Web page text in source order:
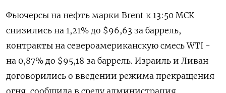
Фьючерсы на нефть марки Brent к 13:50 ​МСК
снизились на 1,21% до $96,63 за ‌баррель,
контракты на североамериканскую смесь WTI - ​
на 0,87% до $95,18 за баррель. Израиль и ‌Ливан
договорились о введении режима прекращения
огня, сообщила в среду администрация